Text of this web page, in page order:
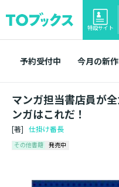
特設サイト
予約受付中 今月の新作
マンガ担当書店員が
ンガはこれだ！
[著] 仕掛け番長
その他書籍 発売中